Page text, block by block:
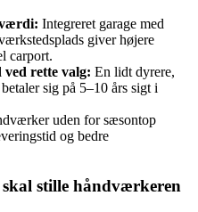
Integreret garage med
giver højere
carport.
ved rette valg: En lidt dyrere,
sig på 5–10 års sigt i
uden for sæsontop
og bedre
stille håndværkeren